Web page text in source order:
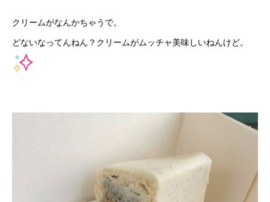
クリームがなんかちゃうで。
どないなってんねん？クリームがムッチャ美味しいねんけど。